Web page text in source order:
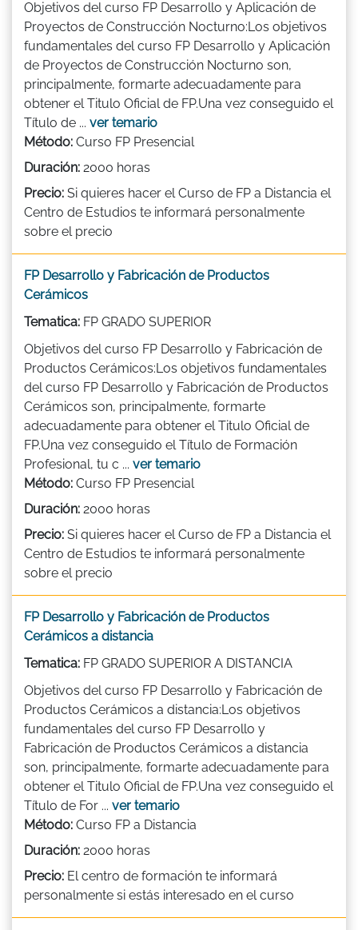
Objetivos del curso FP Desarrollo y Aplicación de
Proyectos de Construcción Nocturno:Los objetivos
fundamentales del curso FP Desarrollo y Aplicación
de Proyectos de Construcción Nocturno son,
principalmente, formarte adecuadamente para
obtener el Titulo Oficial de FP.Una vez conseguido el
Título de ... ver temario
Método: Curso FP Presencial
Duración: 2000 horas
Precio: Si quieres hacer el Curso de FP a Distancia el
Centro de Estudios te informará personalmente
sobre el precio
FP Desarrollo y Fabricación de Productos
Cerámicos
Tematica: FP GRADO SUPERIOR
Objetivos del curso FP Desarrollo y Fabricación de
Productos Cerámicos:Los objetivos fundamentales
del curso FP Desarrollo y Fabricación de Productos
Cerámicos son, principalmente, formarte
adecuadamente para obtener el Titulo Oficial de
FP.Una vez conseguido el Título de Formación
Profesional, tu c ... ver temario
Método: Curso FP Presencial
Duración: 2000 horas
Precio: Si quieres hacer el Curso de FP a Distancia el
Centro de Estudios te informará personalmente
sobre el precio
FP Desarrollo y Fabricación de Productos
Cerámicos a distancia
Tematica: FP GRADO SUPERIOR A DISTANCIA
Objetivos del curso FP Desarrollo y Fabricación de
Productos Cerámicos a distancia:Los objetivos
fundamentales del curso FP Desarrollo y
Fabricación de Productos Cerámicos a distancia
son, principalmente, formarte adecuadamente para
obtener el Titulo Oficial de FP.Una vez conseguido el
Título de For ... ver temario
Método: Curso FP a Distancia
Duración: 2000 horas
Precio: El centro de formación te informará
personalmente si estás interesado en el curso